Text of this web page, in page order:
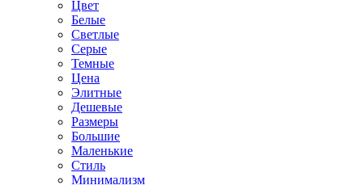
Цвет
Белые
Светлые
Серые
Темные
Цена
Элитные
Дешевые
Размеры
Большие
Маленькие
Стиль
Минимализм